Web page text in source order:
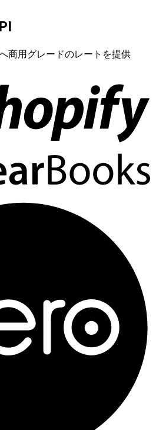
商用グレードのレートを提供